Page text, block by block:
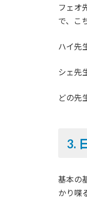
フェオ
で、こ
ハイ先
シェ先
どの先
3.
基本の
かり喋